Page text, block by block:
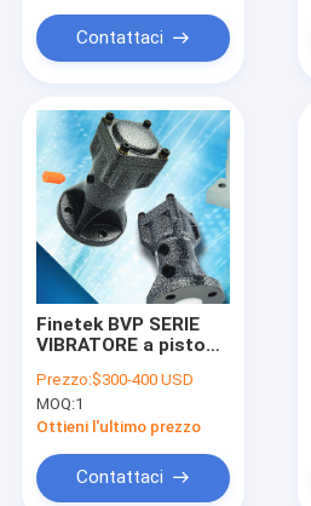
Prodotti
Circa noi
Giro della fabbrica
Controllo di qualità
Richieda una citazione
Contattaci
Finetek BVP SERIE
VIBRATORE a pistoni
BVP10000-0030
BVP10000-0040
BVP10000-0060
Prezzo:$300-400 USD
MOQ:1
Ottieni l'ultimo prezzo
Contattaci